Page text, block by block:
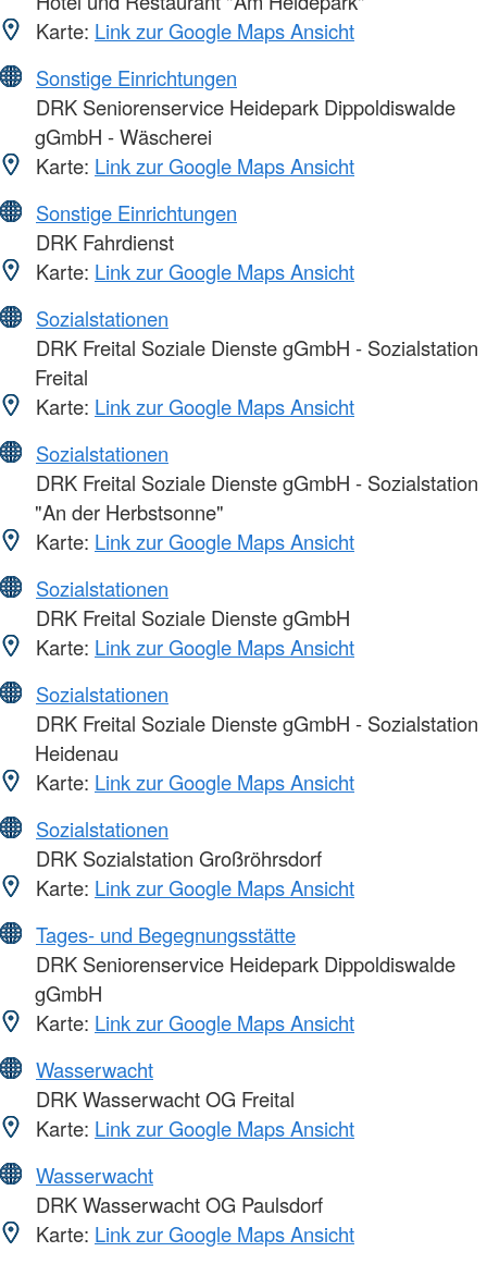
Karte: Link zur Google Maps Ansicht
Sonstige Einrichtungen
DRK Seniorenservice Heidepark Dippoldiswalde
gGmbH - Wäscherei
Karte: Link zur Google Maps Ansicht
Sonstige Einrichtungen
DRK Fahrdienst
Karte: Link zur Google Maps Ansicht
Sozialstationen
DRK Freital Soziale Dienste gGmbH - Sozialstation
Freital
Karte: Link zur Google Maps Ansicht
Sozialstationen
DRK Freital Soziale Dienste gGmbH - Sozialstation
"An der Herbstsonne"
Karte: Link zur Google Maps Ansicht
Sozialstationen
DRK Freital Soziale Dienste gGmbH
Karte: Link zur Google Maps Ansicht
Sozialstationen
DRK Freital Soziale Dienste gGmbH - Sozialstation
Heidenau
Karte: Link zur Google Maps Ansicht
Sozialstationen
DRK Sozialstation Großröhrsdorf
Karte: Link zur Google Maps Ansicht
Tages- und Begegnungsstätte
DRK Seniorenservice Heidepark Dippoldiswalde
gGmbH
Karte: Link zur Google Maps Ansicht
Wasserwacht
DRK Wasserwacht OG Freital
Karte: Link zur Google Maps Ansicht
Wasserwacht
DRK Wasserwacht OG Paulsdorf
Karte: Link zur Google Maps Ansicht